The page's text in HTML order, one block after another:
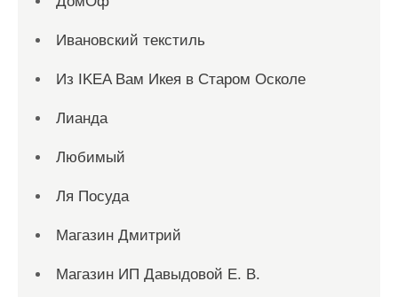
Ивановский текстиль
Из IKEA Вам Икея в Старом Осколе
Лианда
Любимый
Ля Посуда
Магазин Дмитрий
Магазин ИП Давыдовой Е. В.